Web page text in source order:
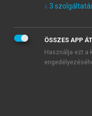
↓ 3
ÖSSZES APP
Használja ezt a